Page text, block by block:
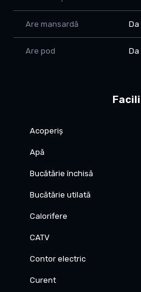
Are mansardă Da
Are pod Da
Acoperiș
Apă
Bucătărie închisă
Bucătărie utilată
Calorifere
CATV
Contor electric
Curent